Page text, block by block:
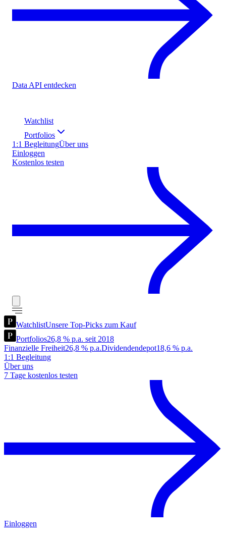
Data API entdecken
Watchlist
Portfolios
1:1 BegleitungÜber uns
Einloggen
Kostenlos testen
WatchlistUnsere Top-Picks zum Kauf
Portfolios26,8 % p.a. seit 2018
Finanzielle Freiheit26,8 % p.a.Dividendendepot18,6 % p.a.
1:1 Begleitung
Über uns
7 Tage kostenlos testen
Einloggen